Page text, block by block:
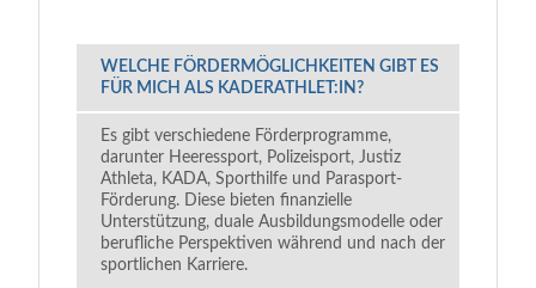
WELCHE FÖRDERMÖGLICHKEITEN GIBT ES
FÜR MICH ALS KADERATHLET:IN?
Es gibt verschiedene Förderprogramme,
darunter Heeressport, Polizeisport, Justiz
Athleta, KADA, Sporthilfe und Parasport-
Förderung. Diese bieten finanzielle
Unterstützung, duale Ausbildungsmodelle oder
berufliche Perspektiven während und nach der
sportlichen Karriere.